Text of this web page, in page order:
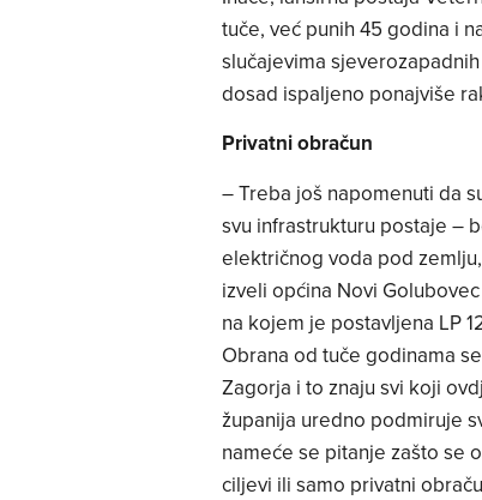
tuče, već punih 45 godina i
slučajevima
dosad ispaljeno ponajviše
Privatni obračun
– Treba još napomenuti da
svu infrastrukturu postaje –
električnog voda pod
izveli općina Novi
na kojem je postavljena LP
Obrana od tuče godinama
Zagorja i to znaju svi koji
županija uredno podmiruje
nameće se pitanje zašto se
ciljevi ili samo privatni